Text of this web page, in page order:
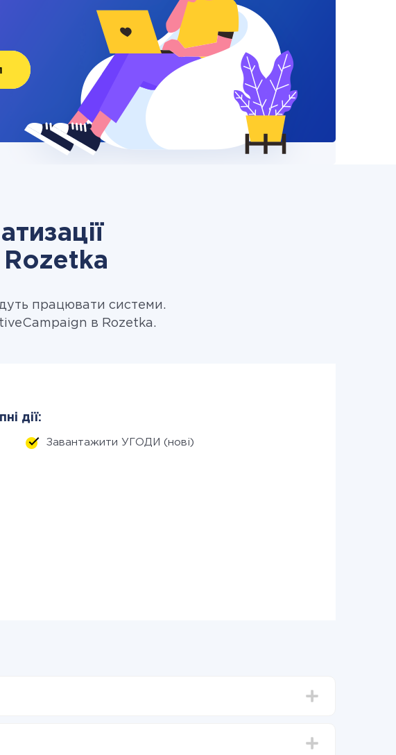
працювати системи.
в Rozetka.
дії:
Завантажити УГОДИ (нові)